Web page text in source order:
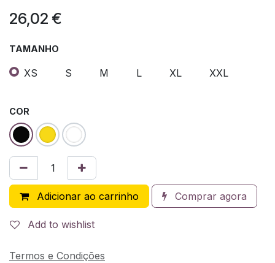
26,02 €
TAMANHO
XS S M L XL XXL
COR
Adicionar ao carrinho Comprar agora
Add to wishlist
Termos e Condições